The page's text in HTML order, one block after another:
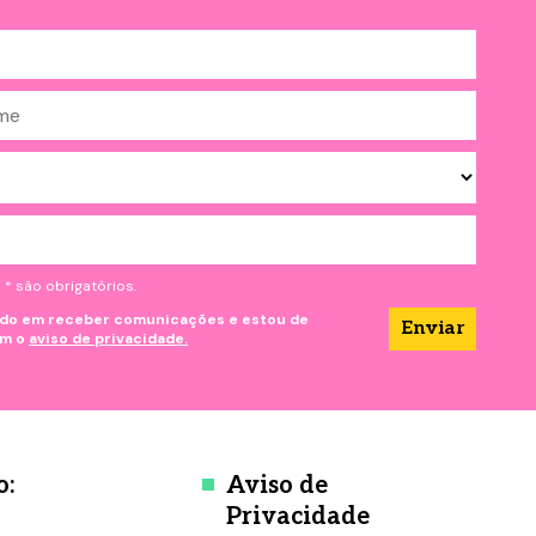
* são obrigatórios.
em receber comunicações e estou de
o aviso de privacidade.
Aviso de
Privacidade